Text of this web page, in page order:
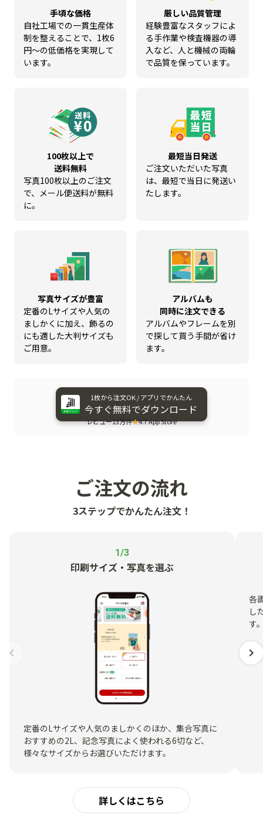
手頃な価格
自社工場での一貫生産体
制を整えることで、1枚6
円～の低価格を実現して
います。
厳しい品質管理
経験豊富なスタッフによ
る手作業や検査機器の導
入など、人と機械の両輪
で品質を保っています。
100枚以上で
送料無料
写真100枚以上のご注文
で、メール便送料が無料
に。
最短当日発送
ご注文いただいた写真
は、最短で当日に発送い
たします。
写真サイズが豊富
定番のLサイズや人気の
ましかくに加え、飾るの
にも適した大判サイズも
ご用意。
アルバムも
同時に注文できる
アルバムやフレームを別
で探して買う手間が省け
ます。
1枚から​注文OK / アプリで​かんたん
今すぐ​無料で​ダウンロード
レビュー13万件★4.7 App Store
ご注文の流れ
3ステップでかんたん注文！
1/3
印刷サイズ・写真を選ぶ
定番のLサイズや人気のましかくのほか、集合写真に
おすすめの2L、記念写真によく使われる6切など、
様々なサイズからお選びいただけます。
各
し
す
詳しくはこちら